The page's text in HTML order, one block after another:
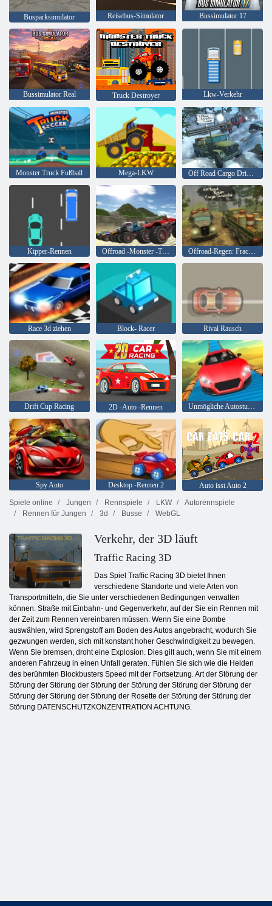
Busparksimulator Reisebus-Simulator Bussimulator 17
Bussimulator Real Truck Destroyer Lkw-Verkehr
Monster Truck Fußball Mega-LKW Off Road Cargo Drive-Simulator
Kipper-Rennen Offroad -Monster -Trucks Offroad-Regen: Fracht-Simulator
Race 3d ziehen Block- Racer Rival Rausch
Drift Cup Racing 2D -Auto -Rennen Unmögliche Autostunts 3D
Spy Auto Desktop -Rennen 2
Auto isst Auto 2
Spiele online
Jungen Rennspiele LKW
Autorennspiele
Rennen für Jungen
3d Busse WebGL
Verkehr, der 3D läuft
Traffic Racing 3D
Das Spiel Traffic Racing 3D bietet Ihnen
verschiedene Standorte und viele Arten von
Transportmitteln, die Sie unter verschiedenen Bedingungen verwalten
können. Straße mit Einbahn- und Gegenverkehr, auf der Sie ein Rennen mit
der Zeit zum Rennen vereinbaren müssen. Wenn Sie eine Bombe
auswählen, wird Sprengstoff am Boden des Autos angebracht, wodurch Sie
gezwungen werden, sich mit konstant hoher Geschwindigkeit zu bewegen.
Wenn Sie bremsen, droht eine Explosion. Dies gilt auch, wenn Sie mit einem
anderen Fahrzeug in einen Unfall geraten. Fühlen Sie sich wie die Helden
des berühmten Blockbusters Speed ​​mit der Fortsetzung. Art der Störung der
Störung der Störung der Störung der Störung der Störung der Störung der
Störung der Störung der Störung der Rosette der Störung der Störung der
Störung DATENSCHUTZKONZENTRATION ACHTUNG.